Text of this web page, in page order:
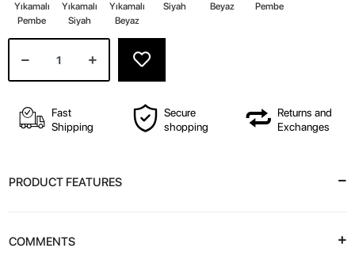
Yıkamalı
Pembe
Yıkamalı
Siyah
Yıkamalı
Beyaz
Siyah Beyaz Pembe
Fast
Shipping
Secure
shopping
Returns and
Exchanges
PRODUCT FEATURES
COMMENTS